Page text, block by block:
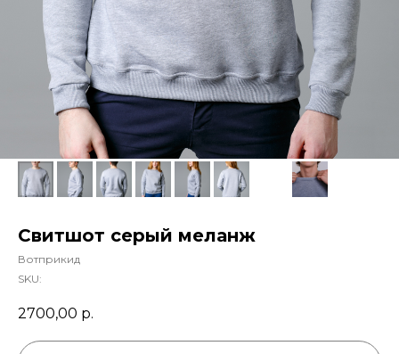
Свитшот серый меланж
Вотприкид
SKU:
2700,00 р.